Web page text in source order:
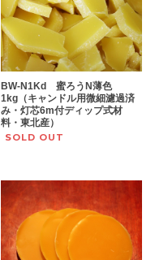
BW-N1Kd 蜜ろうN薄色
1kg（キャンドル用微細濾過済
み・灯芯6m付ディップ式材
料・東北産）
SOLD OUT